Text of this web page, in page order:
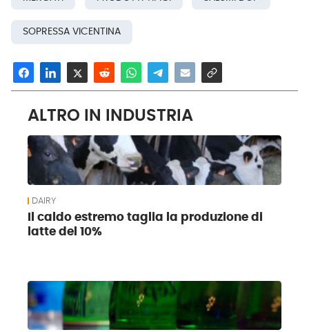
SOPRESSA VICENTINA
ALTRO IN INDUSTRIA
DAIRY
Il caldo estremo taglia la produzione di
latte del 10%